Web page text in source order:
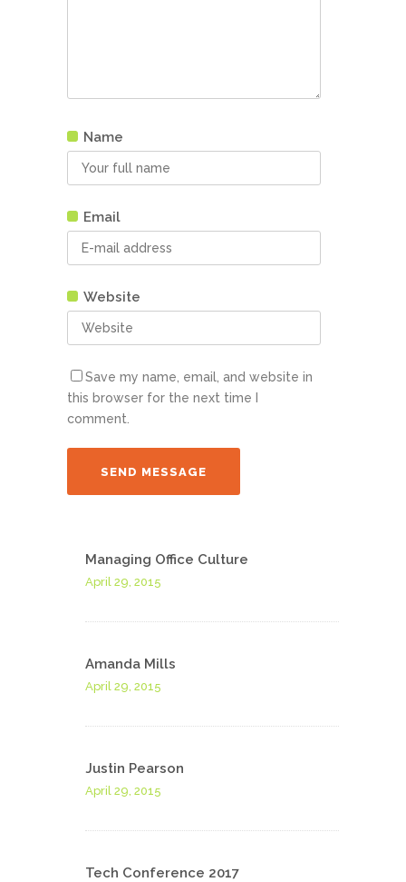
Name
Email
Website
Save my name, email, and website in
this browser for the next time I
comment.
Managing Office Culture
April 29, 2015
Amanda Mills
April 29, 2015
Justin Pearson
April 29, 2015
Tech Conference 2017